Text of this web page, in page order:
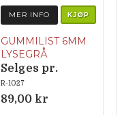
MER INFO KJØP
GUMMILIST 6MM
LYSEGRÅ
Selges pr.
meter
R-1027
89,00 kr